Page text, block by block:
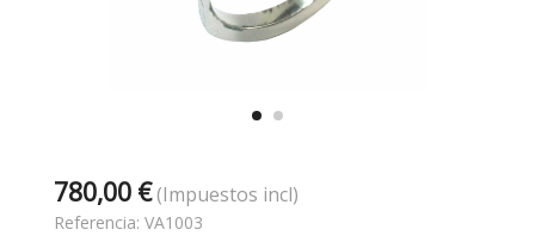
780,00 €(Impuestos incl)
Referencia: VA1003